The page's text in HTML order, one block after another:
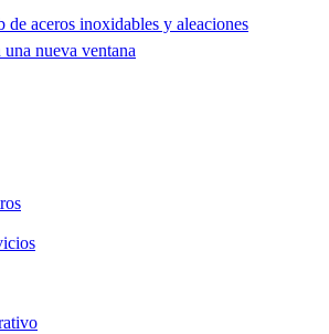
de aceros inoxidables y aleaciones
nueva ventana